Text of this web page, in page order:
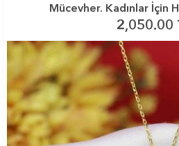
Mücevher. Kadınlar İçin
2,050.00